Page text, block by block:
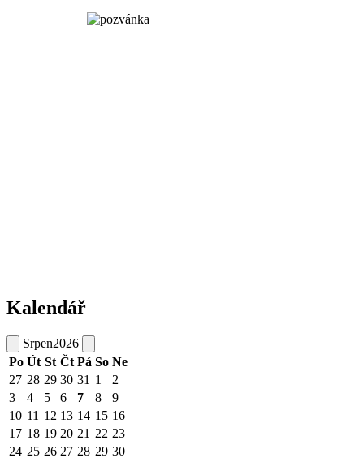
Kalendář
Srpen2026
Po Út St Čt Pá So Ne
27 28 29 30 31 1
2
3
4 5 6 7 8
9
10 11 12 13 14 15 16
17 18 19 20 21 22 23
24 25 26 27 28 29 30